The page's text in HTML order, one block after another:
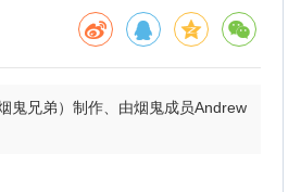
鬼兄弟）制作、由烟鬼成员Andrew